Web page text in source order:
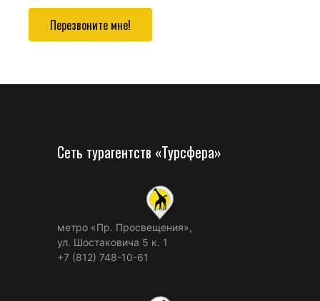
Перезвоните мне!
Сеть турагентств «Турсфера»
метро «Пр. Просвещения»,
ул. Шостаковича 5 к. 1
+7 (812) 748-10-61